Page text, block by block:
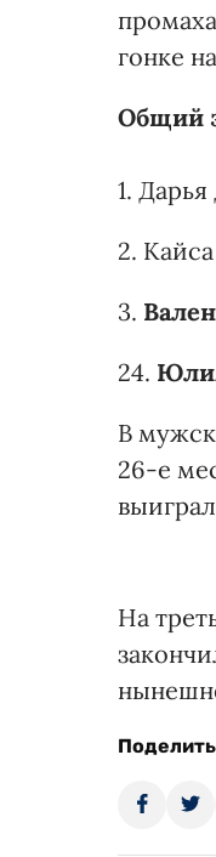
гонке
Общий
1.
2.
3.
24.
В
26-е
На